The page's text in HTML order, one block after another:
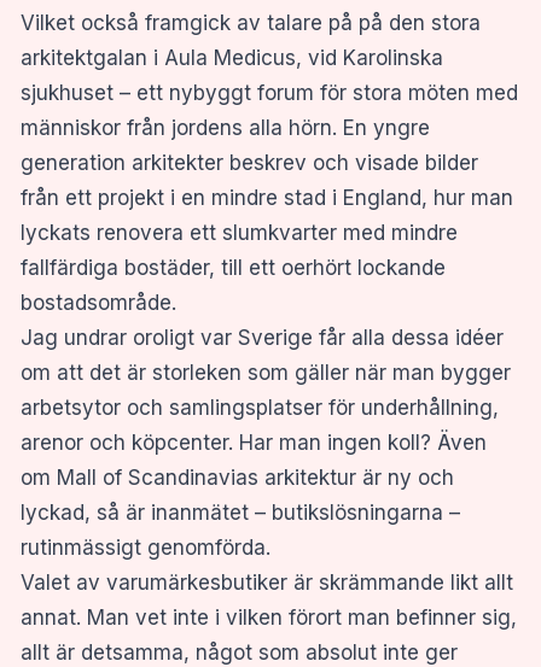
Vilket också framgick av talare på på den stora
arkitektgalan i Aula Medicus, vid Karolinska
sjukhuset – ett nybyggt forum för stora möten med
människor från jordens alla hörn. En yngre
generation arkitekter beskrev och visade bilder
från ett projekt i en mindre stad i England, hur man
lyckats renovera ett slumkvarter med mindre
fallfärdiga bostäder, till ett oerhört lockande
bostadsområde.
Jag undrar oroligt var Sverige får alla dessa idéer
om att det är storleken som gäller när man bygger
arbetsytor och samlingsplatser för underhållning,
arenor och köpcenter. Har man ingen koll? Även
om Mall of Scandinavias arkitektur är ny och
lyckad, så är inanmätet – butikslösningarna –
rutinmässigt genomförda.
Valet av varumärkesbutiker är skrämmande likt allt
annat. Man vet inte i vilken förort man befinner sig,
allt är detsamma, något som absolut inte ger